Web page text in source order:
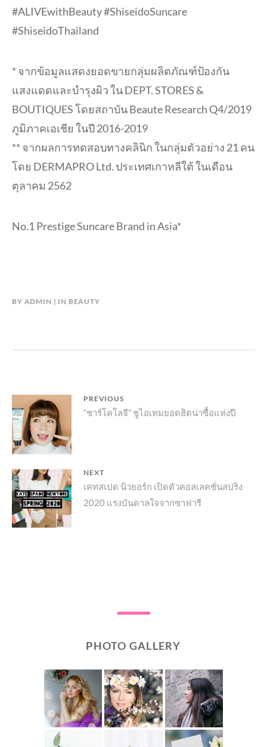
#ALIVEwithBeauty #ShiseidoSuncare
#ShiseidoThailand
* จากข้อมูลแสดงยอดขายกลุ่มผลิตภัณฑ์ป้องกัน
แสงแดดและบำรุงผิว ใน DEPT. STORES &
BOUTIQUES โดยสถาบัน Beaute Research Q4/2019
ภูมิภาคเอเชีย ในปี 2016-2019
** จากผลการทดสอบทางคลินิก ในกลุ่มตัวอย่าง 21 คน
โดย DERMAPRO Ltd. ประเทศเกาหลีใต้ ในเดือน
ตุลาคม 2562
No.1 Prestige Suncare Brand in Asia*
BY ADMIN IN BEAUTY
แนะแนว
เรื่อง
PREVIOUS
Previous
post:
“ชาร์โคโลจี” ชูไอเทมยอดฮิตน่าซื้อแห่งปี
NEXT
Next
post:
เคทสเปด นิวยอร์ก เปิดตัวคอลเลคชั่นสปริง
2020​ แรงบันดาลใจจากซาฟารี
PHOTO GALLERY